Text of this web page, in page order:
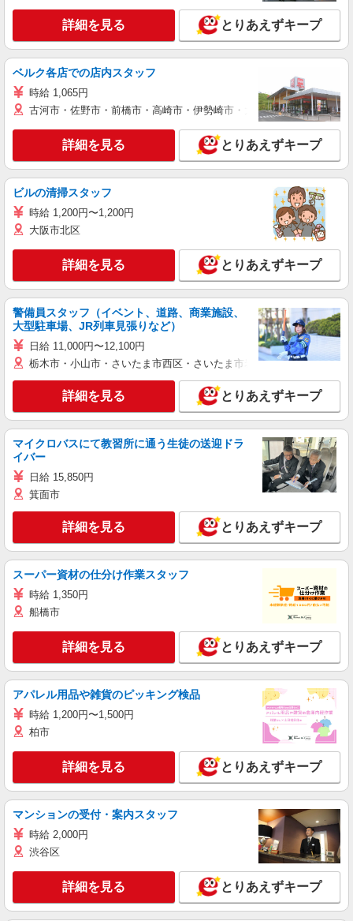
詳細を見る とりあえずキープ
ベルク各店での店内スタッフ
時給 1,065円
古河市・佐野市・前橋市・高崎市・伊勢崎市・太田市・館林市・藤
詳細を見る とりあえずキープ
ビルの清掃スタッフ
時給 1,200円〜1,200円
大阪市北区
詳細を見る とりあえずキープ
警備員スタッフ（イベント、道路、商業施設、
大型駐車場、JR列車見張りなど）
日給 11,000円〜12,100円
栃木市・小山市・さいたま市西区・さいたま市岩槻区・久喜市・蓮田
詳細を見る とりあえずキープ
マイクロバスにて教習所に通う生徒の送迎ドラ
イバー
日給 15,850円
箕面市
詳細を見る とりあえずキープ
スーパー資材の仕分け作業スタッフ
時給 1,350円
船橋市
詳細を見る とりあえずキープ
アパレル用品や雑貨のピッキング検品
時給 1,200円〜1,500円
柏市
詳細を見る とりあえずキープ
マンションの受付・案内スタッフ
時給 2,000円
渋谷区
詳細を見る とりあえずキープ